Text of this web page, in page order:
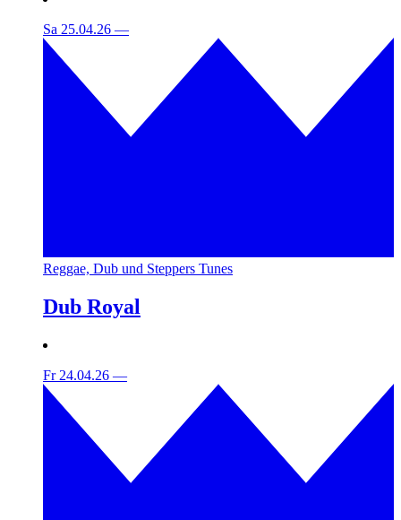
Sa 25.04.26 —
Reggae, Dub und Steppers Tunes
Dub Royal
Fr 24.04.26 —